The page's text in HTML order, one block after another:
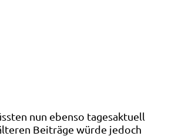
nun ebenso tagesaktuell
Beiträge würde jedoch